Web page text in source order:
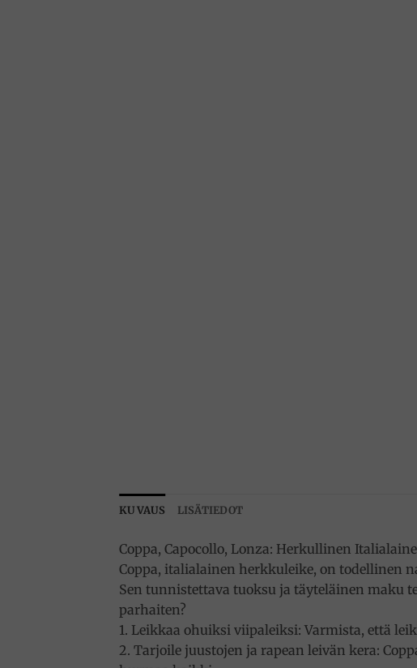
KUVAUS LISÄTIEDOT
Coppa, Capocollo, Lonza: Herkullinen
Coppa, italialainen herkkuleike, on todellinen
Sen tunnistettava tuoksu ja täyteläinen maku
parhaiten?
1. Leikkaa ohuiksi viipaleiksi: Varmista, että
2. Tarjoile juustojen ja rapean leivän kera: